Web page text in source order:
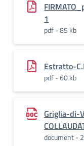
1
pdf - 85 kb
Estratto-
pdf - 60 kb
Griglia-di-
document -